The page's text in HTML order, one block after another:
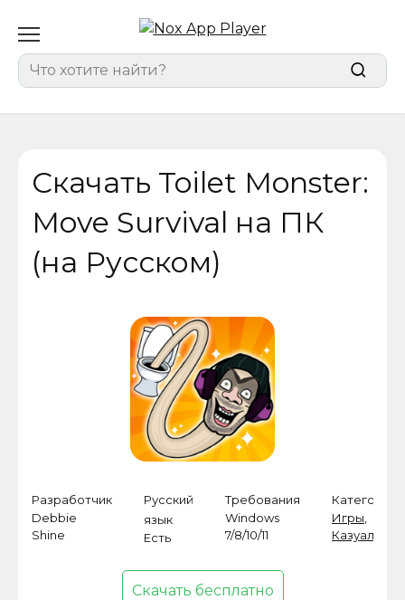
содержанию
for:
Скачать Toilet Monster:
Move Survival на ПК
(на Русском)
Разработчик
Debbie
Shine
Русский
язык
Есть
Требования
Windows
7/8/10/11
Категория
Игры
Казуальные
Скачать бесплатно